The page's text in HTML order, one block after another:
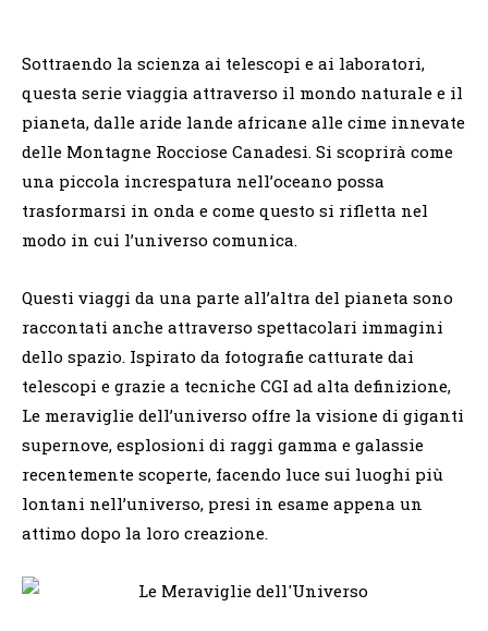
Sottraendo la scienza ai telescopi e ai laboratori,
questa serie viaggia attraverso il mondo naturale e il
pianeta, dalle aride lande africane alle cime innevate
delle Montagne Rocciose Canadesi. Si scoprirà come
una piccola increspatura nell’oceano possa
trasformarsi in onda e come questo si rifletta nel
modo in cui l’universo comunica.
Questi viaggi da una parte all’altra del pianeta sono
raccontati anche attraverso spettacolari immagini
dello spazio. Ispirato da fotografie catturate dai
telescopi e grazie a tecniche CGI ad alta definizione,
Le meraviglie dell’universo offre la visione di giganti
supernove, esplosioni di raggi gamma e galassie
recentemente scoperte, facendo luce sui luoghi più
lontani nell’universo, presi in esame appena un
attimo dopo la loro creazione.